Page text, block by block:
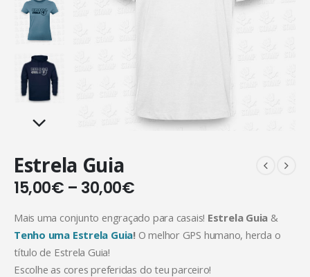
Estrela Guia
15,00€ – 30,00€
Mais uma conjunto engraçado para casais! Estrela Guia &
Tenho uma Estrela Guia! O melhor GPS humano, herda o
título de Estrela Guia!
Escolhe as cores preferidas do teu parceiro!